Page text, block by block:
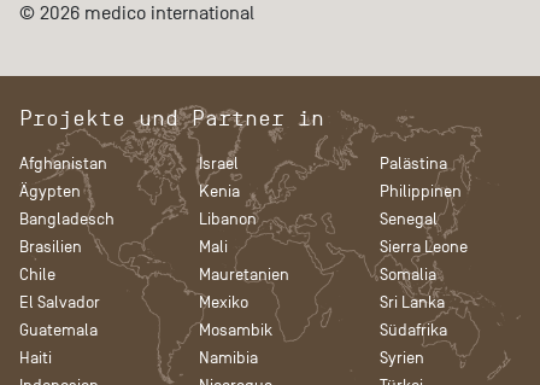
© 2026 medico international
Projekte und Partner in
Afghanistan
Ägypten
Bangladesch
Brasilien
Chile
El Salvador
Guatemala
Haiti
Israel
Kenia
Libanon
Mali
Mauretanien
Mexiko
Mosambik
Namibia
Palästina
Philippinen
Senegal
Sierra Leone
Somalia
Sri Lanka
Südafrika
Syrien